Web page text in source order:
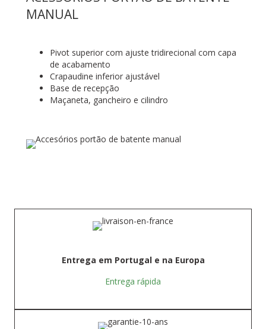
MANUAL
Pivot superior com ajuste tridirecional com capa
de acabamento
Crapaudine inferior ajustável
Base de recepção
Maçaneta, gancheiro e cilindro
Entrega em Portugal e na Europa
Entrega rápida